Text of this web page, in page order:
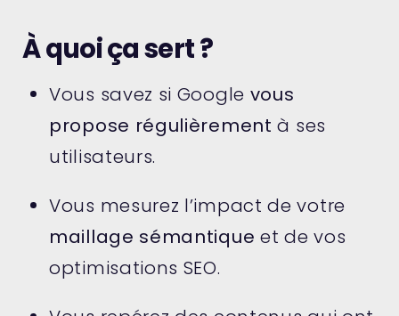
À quoi ça sert ?
Vous savez si Google vous
propose régulièrement à ses
utilisateurs.
Vous mesurez l’impact de votre
maillage sémantique et de vos
optimisations SEO.